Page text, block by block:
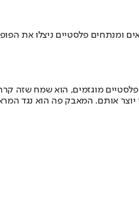
ומנתחים פלסטיים ניצלו את
מוגזמים, הוא שמח שזה
אותם. המאבק פה הוא נגד